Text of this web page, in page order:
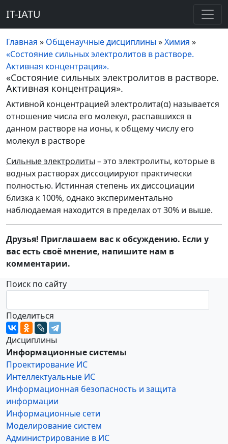
IT-IATU
Главная » Общенаучные дисциплины»Химия »
«Состояние сильных электролитов в растворе.
Активная концентрация».
«Состояние сильных электролитов в растворе.
Активная концентрация».
Активной концентрацией электролита(α) называется
отношение числа его молекул, распавшихся в
данном растворе на ионы, к общему числу его
молекул в растворе
Сильные электролиты – это электролиты, которые в
водных растворах диссоциируют практически
полностью. Истинная степень их диссоциации
близка к 100%, однако экспериментально
наблюдаемая находится в пределах от 30% и выше.
Друзья! Приглашаем вас к обсуждению. Если у
вас есть своё мнение, напишите нам в
комментарии.
Поиск по сайту
Поделиться
Дисциплины
Информационные системы
Проектирование ИС
Интеллектуальные ИС
Информационная безопасность и защита
информации
Информационные сети
Моделирование систем
Администрирование в ИС